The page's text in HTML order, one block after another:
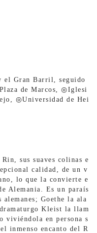
Gran Barril, seguido
de Marcos, ◎Iglesi
◎Universidad de Hei
sus suaves colinas e
calidad, de un v
lo que la convierte e
Alemania. Es un paraís
Goethe la ala
Kleist la llam
viviéndola en persona s
inmenso encanto del R